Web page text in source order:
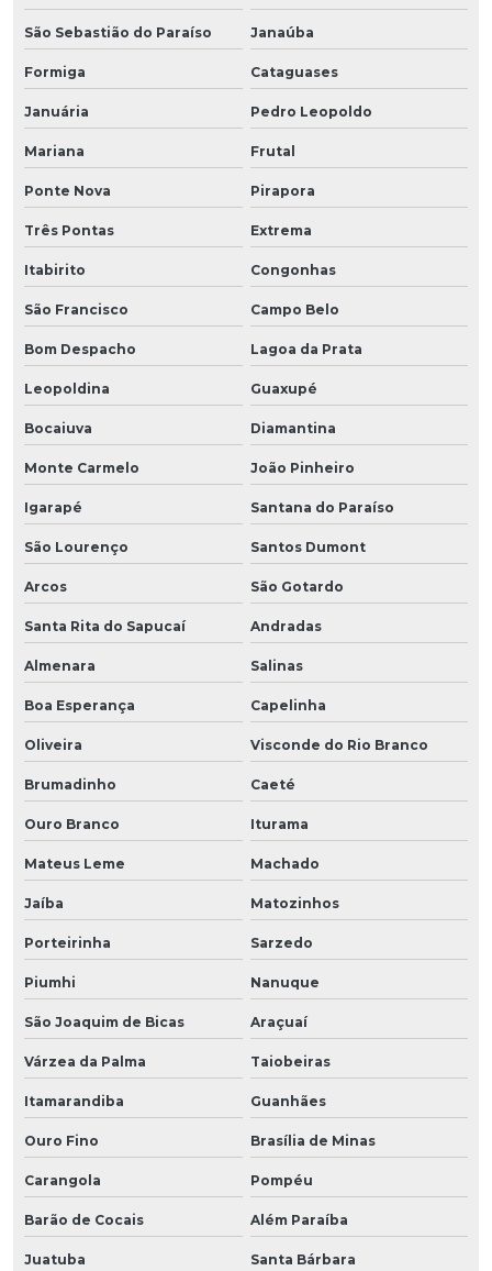
São Sebastião do Paraíso Janaúba
Formiga Cataguases
Januária Pedro Leopoldo
Mariana Frutal
Ponte Nova Pirapora
Três Pontas Extrema
Itabirito Congonhas
São Francisco Campo Belo
Bom Despacho Lagoa da Prata
Leopoldina Guaxupé
Bocaiuva Diamantina
Monte Carmelo João Pinheiro
Igarapé Santana do Paraíso
São Lourenço Santos Dumont
Arcos São Gotardo
Santa Rita do Sapucaí Andradas
Almenara Salinas
Boa Esperança Capelinha
Oliveira Visconde do Rio Branco
Brumadinho Caeté
Ouro Branco Iturama
Mateus Leme Machado
Jaíba Matozinhos
Porteirinha Sarzedo
Piumhi Nanuque
São Joaquim de Bicas Araçuaí
Várzea da Palma Taiobeiras
Itamarandiba Guanhães
Ouro Fino Brasília de Minas
Carangola Pompéu
Barão de Cocais Além Paraíba
Juatuba Santa Bárbara